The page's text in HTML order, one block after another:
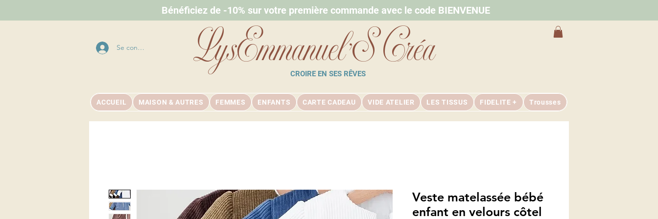
Bénéficiez de -10% sur votre première commande avec le code BIENVENUE
Se connecter LysEmmanuel'S Créa
CROIRE EN SES RÊVES
ACCUEIL MAISON & AUTRES FEMMES ENFANTS CARTE CADEAU VIDE ATELIER LES TISSUS FIDELITE + Trousses
Veste matelassée bébé
enfant en velours côtel